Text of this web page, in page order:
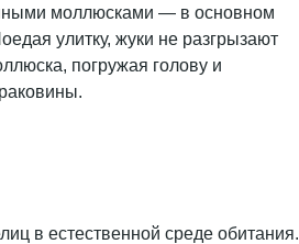
моллюсками — в основном
улитку, жуки не разгрызают
погружая голову и
в естественной среде обитания.